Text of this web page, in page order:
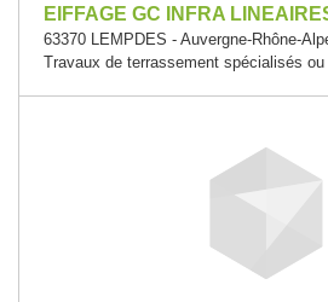
EIFFAGE GC INFRA
63370 LEMPDES - Auvergne-Rhône-
Travaux de terrassement spécialisés